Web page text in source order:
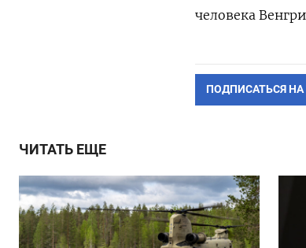
человека
ПОДПИСАТЬСЯ НА
ЧИТАТЬ ЕЩЕ